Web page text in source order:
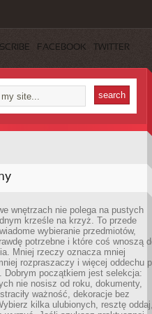
FACEBOOK TWITTER
wnętrzach nie polega na pustych
krześle na krzyż. To przede
wybieranie przedmiotów,
potrzebne i które coś wnoszą
Mniej rzeczy oznacza mniej
rozpraszaczy i więcej oddechu
Dobrym początkiem jest selekcja:
nie nosisz od roku, dokumenty,
ważność, dekoracje bez
kilka ulubionych, resztę oddaj,